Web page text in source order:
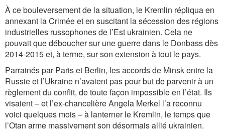
À ce bouleversement de la situation, le Kremlin répliqua en
annexant la Crimée et en suscitant la sécession des régions
industrielles russophones de l’Est ukrainien. Cela ne
pouvait que déboucher sur une guerre dans le Donbass dès
2014-2015 et, à terme, sur son extension à tout le pays.
Parrainés par Paris et Berlin, les accords de Minsk entre la
Russie et l’Ukraine n’avaient pas pour but de parvenir à un
règlement du conflit, de toute façon impossible en l’état. Ils
visaient – et l’ex-chancelière Angela Merkel l’a reconnu
voici quelques mois – à lanterner le Kremlin, le temps que
l’Otan arme massivement son désormais allié ukrainien.